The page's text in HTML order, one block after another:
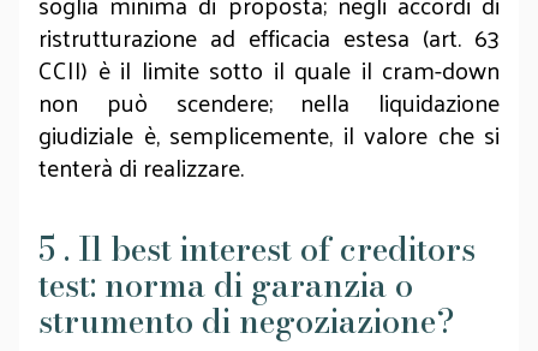
ristrutturazione ad efficacia estesa (art. 63
CCII) è il limite sotto il quale il cram-down
non può scendere; nella liquidazione
giudiziale è, semplicemente, il valore che si
tenterà di realizzare.
5 . Il best interest of creditors
test: norma di garanzia o
strumento di negoziazione?